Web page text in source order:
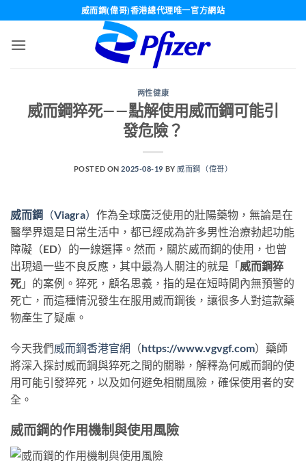
content
威而鋼(偉哥)香港總代理唯一官方網站
两性健康
威而鋼猝死——點解使用威而鋼可能引
發危險？
POSTED ON2025-08-19 BY 威而鋼（偉哥）
威而鋼 （Viagra） 作為全球廣泛使用的壯陽藥物，無論是在
醫學界還是日常生活中，都已經成為許多男性治療勃起功能
障礙（ED）的一線選擇。然而，關於威而鋼的使用，也曾
出現過一些不良反應，其中最為人關注的就是「威而鋼猝
死 」的案例。猝死，顧名思義，指的是在短時間內無預警的
死亡，而這種情況發生在服用威而鋼後，讓很多人對這款藥
物產生了疑慮。
今天我們威而鋼香港官網 （https://www.vgvgf.com）藥師
將深入探討威而鋼與猝死之間的關聯，解釋為何威而鋼的使
用可能引發猝死，以及如何避免相關風險，確保使用者的安
全。
威而鋼的作用機制與使用風險